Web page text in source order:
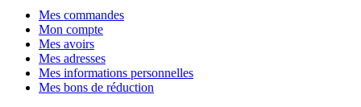
Mes commandes
Mon compte
Mes avoirs
Mes adresses
Mes informations personnelles
Mes bons de réduction